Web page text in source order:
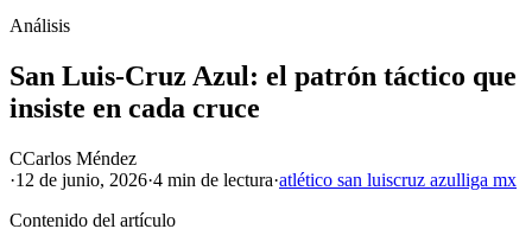
Análisis
San Luis-Cruz Azul: el patrón táctico que
insiste en cada cruce
CCarlos Méndez
·12 de junio, 2026·4 min de lectura·atlético san luiscruz azulliga mx
Contenido del artículo